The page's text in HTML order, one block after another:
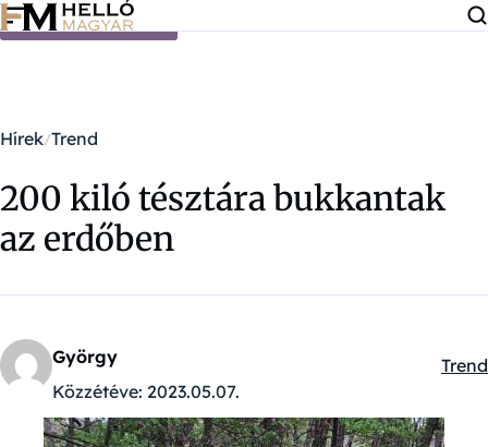
Ugrás a tartalomra
Hírek Trend
200 kiló tésztára bukkantak
az erdőben
György
Közzétéve: 2023.05.07.
Trend